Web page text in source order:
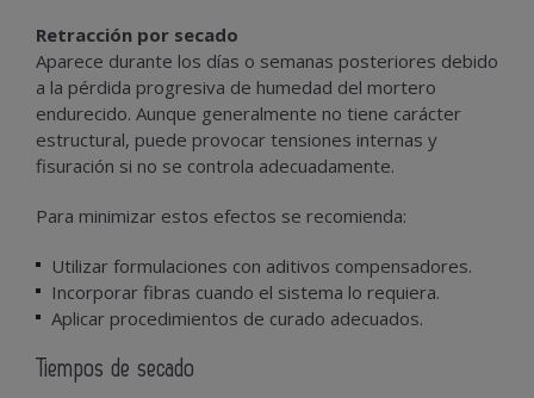
Retracción por secado
Aparece durante los días o semanas posteriores debido
a la pérdida progresiva de humedad del mortero
endurecido. Aunque generalmente no tiene carácter
estructural, puede provocar tensiones internas y
fisuración si no se controla adecuadamente.
Para minimizar estos efectos se recomienda:
Utilizar formulaciones con aditivos compensadores.
Incorporar fibras cuando el sistema lo requiera.
Aplicar procedimientos de curado adecuados.
Tiempos de secado